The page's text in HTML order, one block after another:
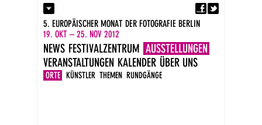
Kontakt
Presse
Impressum
DE
EN
5. EUROPÄISCHER MONAT DER FOTOGRAFIE BERLIN
19. OKT – 25. NOV 2012
NEWS FESTIVALZENTRUM AUSSTELLUNGEN
ORTE KÜNSTLER THEMEN RUNDGÄNGE
VERANSTALTUNGEN KALENDER ÜBER UNS